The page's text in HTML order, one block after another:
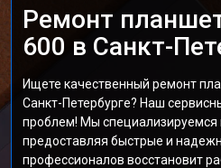
Ремонт
600 в Санкт-
Ищете качественный ремонт
Санкт-Петербурге? Наш
проблем! Мы специализируемся
предоставляя быстрые и
профессионалов восстановит